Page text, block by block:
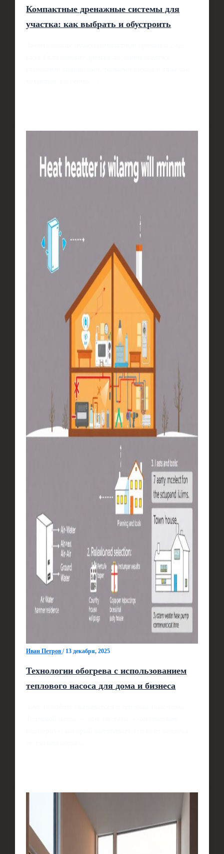
Компактные дренажные системы для
участка: как выбрать и обустроить
Иван Петров/ 13 декабря, 2025
Технологии обогрева с использованием
теплового насоса для дома и бизнеса